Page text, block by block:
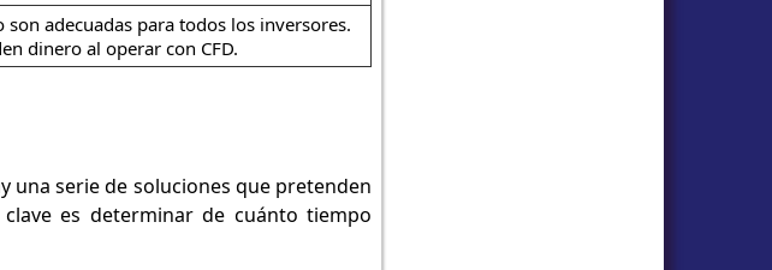
adecuadas para todos los inversores.
dinero al operar con CFD.
una serie de soluciones que pretenden
es determinar de cuánto tiempo